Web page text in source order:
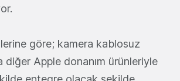
göre; kamera kablosuz
diğer Apple donanım ürünleriyle